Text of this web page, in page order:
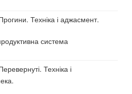
Техніка і аджасмент.
система
Техніка і